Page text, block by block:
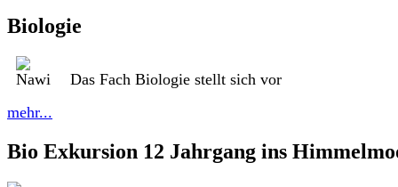
Biologie
Das Fach Biologie stellt sich vor
mehr...
Bio Exkursion 12 Jahrgang ins